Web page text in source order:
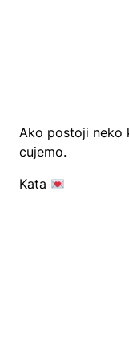
Ako postoji neko
cujemo.
Kata